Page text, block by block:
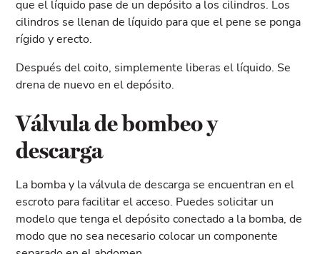
que el líquido pase de un depósito a los cilindros. Los
cilindros se llenan de líquido para que el pene se ponga
rígido y erecto.
Después del coito, simplemente liberas el líquido. Se
drena de nuevo en el depósito.
Válvula de bombeo y
descarga
La bomba y la válvula de descarga se encuentran en el
escroto para facilitar el acceso. Puedes solicitar un
modelo que tenga el depósito conectado a la bomba, de
modo que no sea necesario colocar un componente